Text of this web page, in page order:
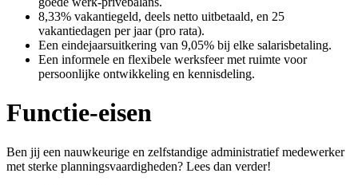
8,33% vakantiegeld, deels netto uitbetaald, en 25
vakantiedagen per jaar (pro rata).
Een eindejaarsuitkering van 9,05% bij elke salarisbetaling.
Een informele en flexibele werksfeer met ruimte voor
persoonlijke ontwikkeling en kennisdeling.
Functie-eisen
Ben jij een nauwkeurige en zelfstandige administratief medewerker
met sterke planningsvaardigheden? Lees dan verder!